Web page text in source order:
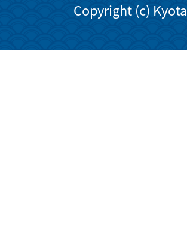
Copyright (c)